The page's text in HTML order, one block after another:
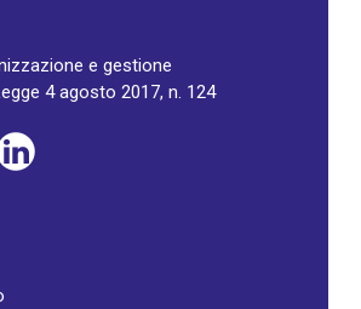
e gestione
4 agosto 2017, n. 124